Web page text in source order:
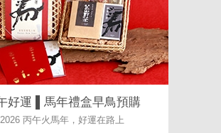
好運 ▌馬年禮盒早鳥預購
2026 丙午火馬年，好運在路上